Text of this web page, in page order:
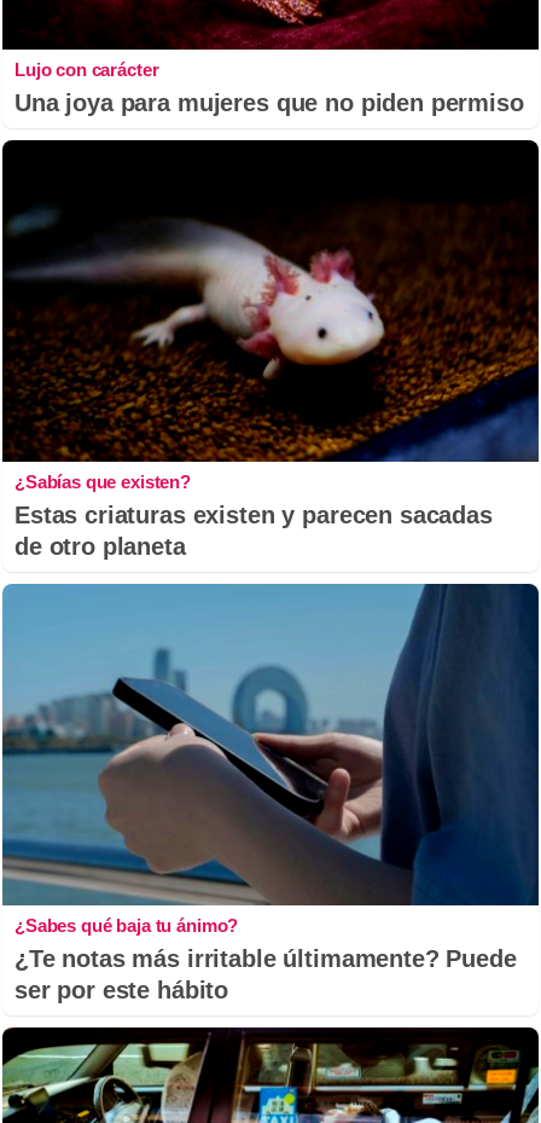
Lujo con carácter
Una joya para mujeres que no piden permiso
¿Sabías que existen?
Estas criaturas existen y parecen sacadas
de otro planeta
¿Sabes qué baja tu ánimo?
¿Te notas más irritable últimamente? Puede
ser por este hábito